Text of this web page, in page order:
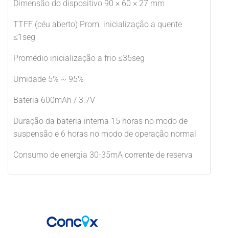
Dimensão do dispositivo 90 × 60 × 27 mm
TTFF (céu aberto) Prom. inicialização a quente
≤1seg
Promédio inicialização a frio ≤35seg
Umidade 5% ~ 95%
Bateria 600mAh / 3.7V
Duração da bateria interna 15 horas no modo de
suspensão e 6 horas no modo de operação normal
Consumo de energia 30-35mA corrente de reserva